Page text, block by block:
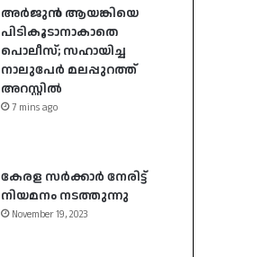
അർജുൻ ആയങ്കിയെ
പിടികൂടാനാകാതെ
പൊലീസ്; സഹായിച്ച
നാലുപേർ മലപ്പുറത്ത്
അറസ്റ്റിൽ
7 mins ago
കേരള സർക്കാർ നേരിട്ട്
നിയമനം നടത്തുന്നു
November 19, 2023